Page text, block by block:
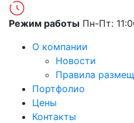
Режим работы Пн-Пт:
О компании
Новости
Правила
Портфолио
Цены
Контакты